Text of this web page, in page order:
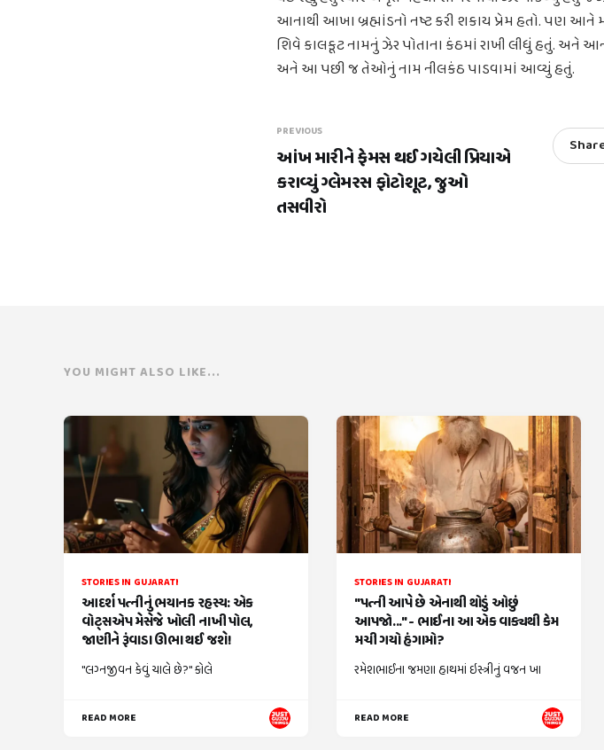
આનાથી આખા બ્રહ્માંડનો નષ્ટ કરી શકાય પ્રેમ હતો. પણ આને
શિવે કાલકૂટ નામનું ઝેર પોતાના કંઠમાં રાખી લીધું હતું.
અને આ પછી જ તેઓનું નામ નીલકંઠ પાડવામાં આવ્યું હતું.
PREVIOUS
આંખ મારીને ફેમસ થઈ ગયેલી પ્રિયાએ
કરાવ્યું ગ્લેમરસ ફોટોશૂટ, જુઓ
તસવીરો
YOU MIGHT ALSO LIKE...
STORIES IN GUJARATI
આદર્શ પત્નીનું ભયાનક રહસ્ય: એક
વોટ્સએપ મેસેજે ખોલી નાખી પોલ,
જાણીને રૂંવાડા ઊભા થઈ જશે!
"લગ્નજીવન કેવું ચાલે છે?" કોલે
READ MORE
STORIES IN GUJARATI
"પત્ની આપે છે એનાથી થોડું ઓછું
આપજો..." - ભાઈના આ એક વાક્યથી કેમ
મચી ગયો હંગામો?
રમેશભાઈના જમણા હાથમાં ઇસ્ત્રીનું વજન ખા
READ MORE